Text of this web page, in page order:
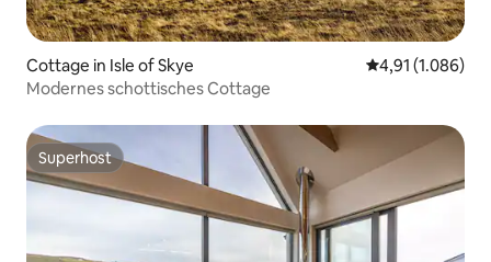
Cottage in Isle of Skye
4,91 (1.086)
Modernes schottisches Cottage
Superhost
Superhost